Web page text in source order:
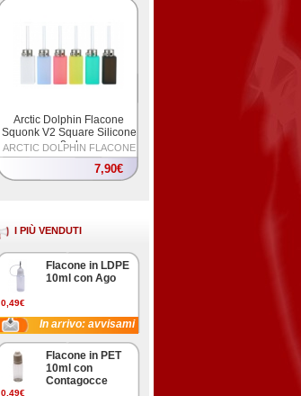
Arctic Dolphin Flacone
Squonk V2 Square Silicone
8ml
ARCTIC DOLPHIN FLACONE
V2 SQUARE
7,90€
I PIÙ VENDUTI
0,49€
Flacone in LDPE
10ml con Ago
In arrivo: avvisami
0,49€
Flacone in PET
10ml con
Contagocce